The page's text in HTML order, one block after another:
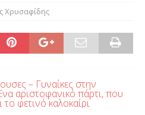
Χρυσαφίδης
– Γυναίκες στην
αριστοφανικό πάρτι, που
το φετινό καλοκαίρι